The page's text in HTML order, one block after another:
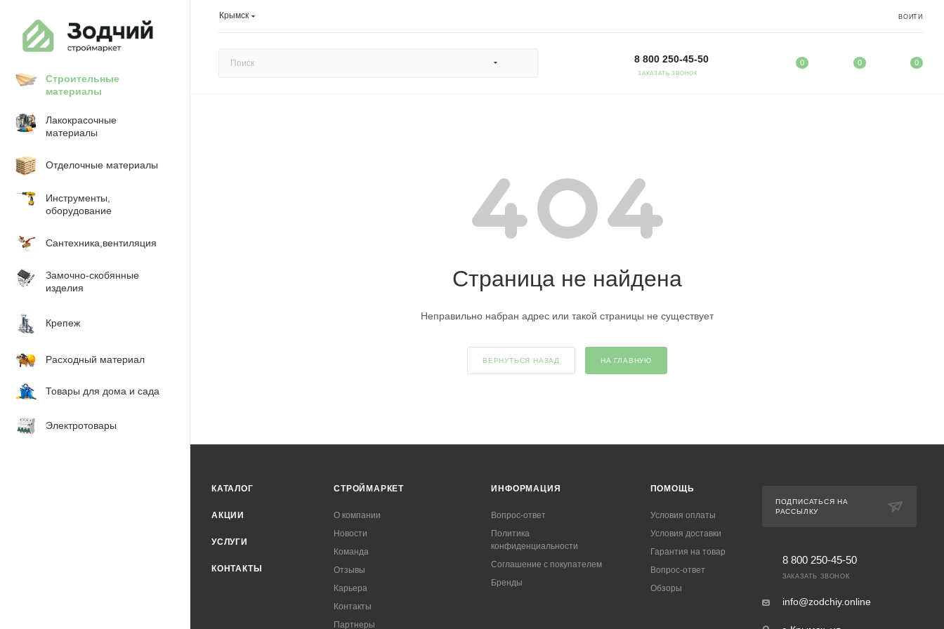
Крымск ВОЙТИ
8 800 250-45-50
ЗАКАЗАТЬ ЗВОНОК
0 0 0
Строительные
материалы
Лакокрасочные
материалы
Отделочные материалы
Инструменты,
оборудование
Сантехника,вентиляция
Замочно-скобянные
изделия
Крепеж
Расходный материал
Товары для дома и сада
Электротовары
Страница не найдена
Неправильно набран адрес или такой страницы не существует
ВЕРНУТЬСЯ НАЗАД НА ГЛАВНУЮ
КАТАЛОГ
АКЦИИ
УСЛУГИ
КОНТАКТЫ
СТРОЙМАРКЕТ
О компании
Новости
Команда
Отзывы
Карьера
Контакты
Партнеры
ИНФОРМАЦИЯ
Вопрос-ответ
Политика
конфиденциальности
Соглашение с покупателем
Бренды
ПОМОЩЬ
Условия оплаты
Условия доставки
Гарантия на товар
Вопрос-ответ
Обзоры
ПОДПИСАТЬСЯ НА
РАССЫЛКУ
8 800 250-45-50
ЗАКАЗАТЬ ЗВОНОК
info@zodchiy.online